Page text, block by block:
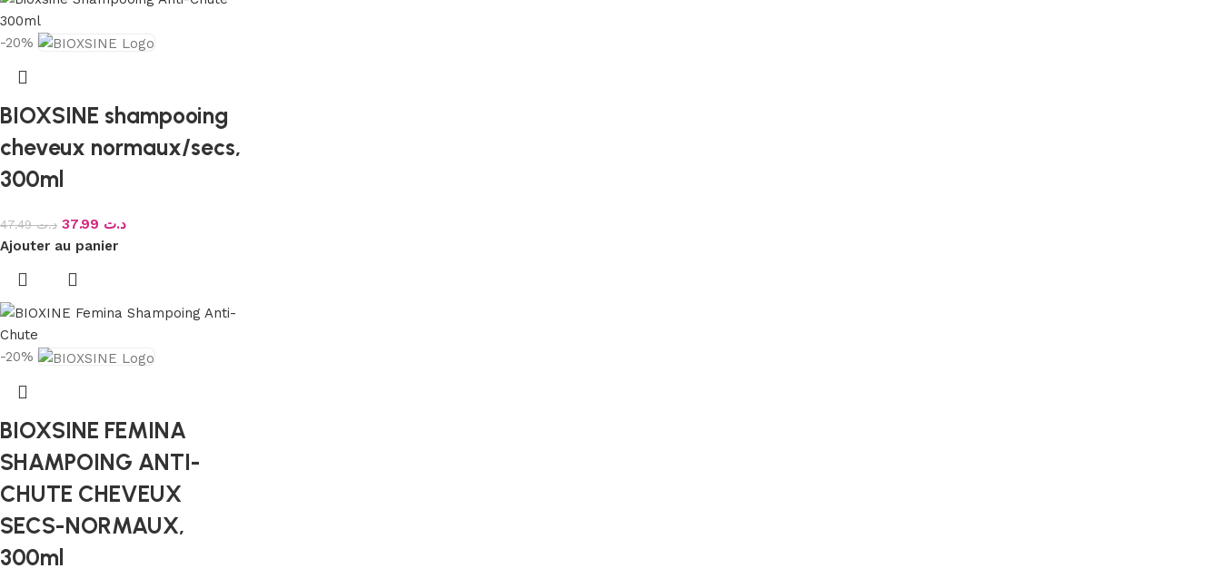
-20%
BIOXSINE shampooing
cheveux normaux/secs,
300ml
د.ت47.49 د.ت
Ajouter au panier
-20%
BIOXSINE FEMINA
SHAMPOING ANTI-
CHUTE CHEVEUX
SECS-NORMAUX,
300ml